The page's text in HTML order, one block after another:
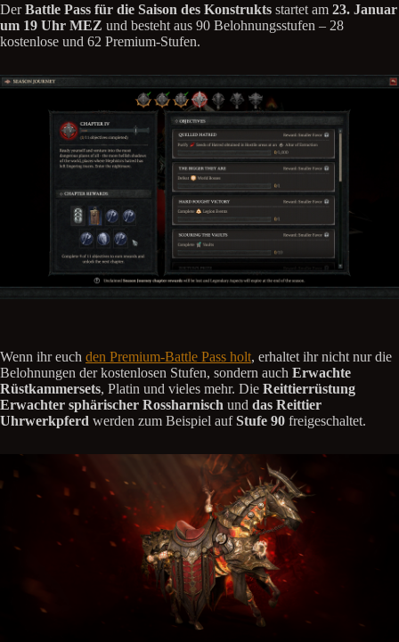
DerBattle Pass für die Saison des Konstrukts startet am 23. Januar
um 19 Uhr MEZ und besteht aus 90 Belohnungsstufen – 28
kostenlose und 62 Premium-Stufen.
Wenn ihr euch den Premium-Battle Pass holt, erhaltet ihr nicht nur die
Belohnungen der kostenlosen Stufen, sondern auch Erwachte
Rüstkammersets, Platin und vieles mehr. Die Reittierrüstung
Erwachter sphärischer Rossharnisch und das Reittier
Uhrwerkpferd werden zum Beispiel aufStufe 90 freigeschaltet.